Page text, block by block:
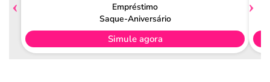
Empréstimo
Saque-Aniversário
Simule agora